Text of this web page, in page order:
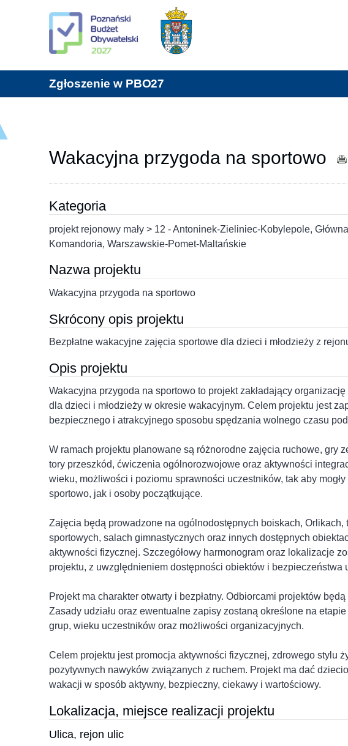
Zgłoszenie w PBO27
Wakacyjna przygoda na sportowo
Kategoria
projekt rejonowy mały > 12 - Antoninek-Zieliniec-Kobylepole,
Komandoria, Warszawskie-Pomet-Maltańskie
Nazwa projektu
Wakacyjna przygoda na sportowo
Skrócony opis projektu
Bezpłatne wakacyjne zajęcia sportowe dla dzieci i młodzieży z
Opis projektu
Wakacyjna przygoda na sportowo to projekt zakładający
dla dzieci i młodzieży w okresie wakacyjnym. Celem projektu jest
bezpiecznego i atrakcyjnego sposobu spędzania wolnego czasu
W ramach projektu planowane są różnorodne zajęcia ruchowe, gry
tory przeszkód, ćwiczenia ogólnorozwojowe oraz aktywności
wieku, możliwości i poziomu sprawności uczestników, tak aby
sportowo, jak i osoby początkujące.
Zajęcia będą prowadzone na ogólnodostępnych boiskach, Orlikach,
sportowych, salach gimnastycznych oraz innych dostępnych
aktywności fizycznej. Szczegółowy harmonogram oraz lokalizacje
projektu, z uwzględnieniem dostępności obiektów i bezpieczeństwa
Projekt ma charakter otwarty i bezpłatny. Odbiorcami projektów
Zasady udziału oraz ewentualne zapisy zostaną określone na
grup, wieku uczestników oraz możliwości organizacyjnych.
Celem projektu jest promocja aktywności fizycznej, zdrowego stylu
pozytywnych nawyków związanych z ruchem. Projekt ma dać
wakacji w sposób aktywny, bezpieczny, ciekawy i wartościowy.
Lokalizacja, miejsce realizacji projektu
Ulica, rejon ulic